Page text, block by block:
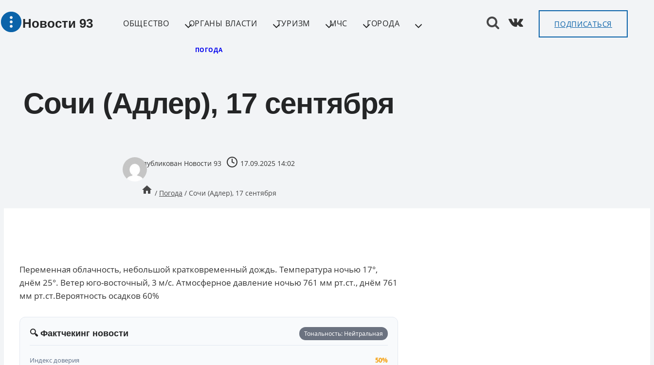
Перейти
Новости 93 ОБЩЕСТВО ОРГАНЫ ВЛАСТИ ТУРИЗМ МЧС ГОРОДА ПОДПИСАТЬСЯ
ПОГОДА
Сочи (Адлер), 17 сентября
опубликован Новости 93 17.09.2025 14:02
/ Погода / Сочи (Адлер), 17 сентября
Переменная облачность, небольшой кратковременный дождь. Температура ночью 17°,
днём 25°. Ветер юго-восточный, 3 м/с. Атмосферное давление ночью 761 мм рт.ст., днём 761
мм рт.ст.Вероятность осадков 60%
🔍 Фактчекинг новости Тональность: Нейтральная
Индекс доверия 50%